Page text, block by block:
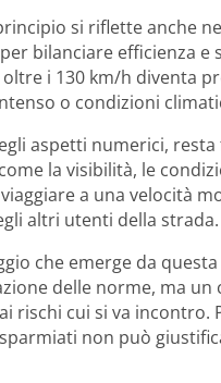
si riflette anche
bilanciare efficienza e
oltre i 130 km/h diventa
o condizioni
aspetti numerici,
la visibilità, le
a una velocità
altri utenti della strada.
che emerge da
delle norme, ma
rischi cui si va
non può